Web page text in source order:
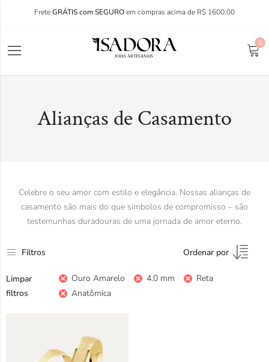
FreteGRÁTIS com SEGUROem compras acima de R$ 1600,00
0
Alianças de Casamento
Celebre o seu amor com estilo e elegância. Nossas alianças de
casamento são mais do que símbolos de compromisso – são
testemunhas duradouras de uma jornada de amor eterno.
Filtros Ordenar por
Limpar
filtros
Ouro Amarelo 4.0 mm
Reta
Anatômica